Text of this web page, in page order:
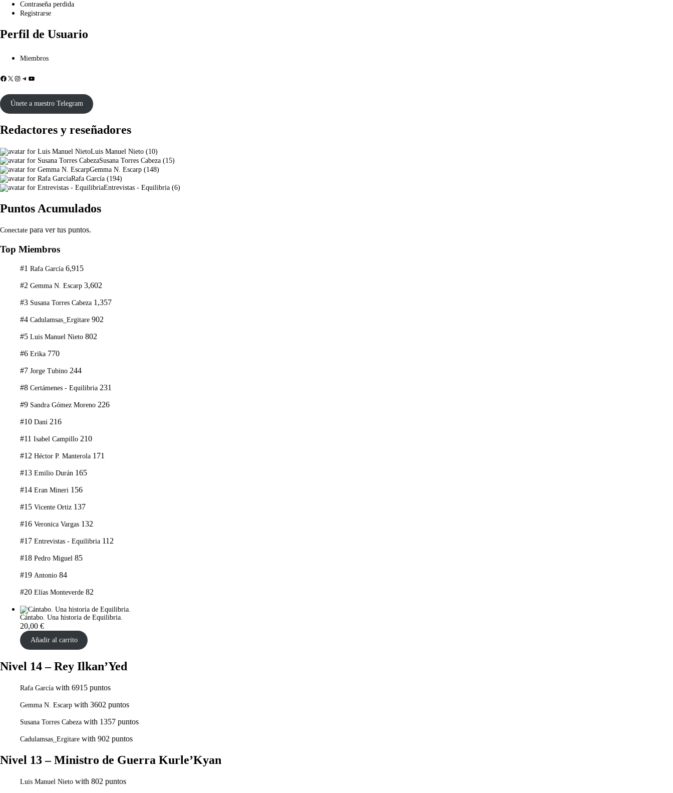
Contraseña perdida
Registrarse
Perfil de Usuario
Miembros
Únete a nuestro Telegram
Redactores y reseñadores
Luis Manuel Nieto (10)
Susana Torres Cabeza (15)
Gemma N. Escarp (148)
Rafa García (194)
Entrevistas - Equilibria (6)
Puntos Acumulados
Conectate para ver tus puntos.
Top Miembros
#1 Rafa García 6,915
#2 Gemma N. Escarp 3,602
#3 Susana Torres Cabeza 1,357
#4 Cadulamsas_Ergitare 902
#5 Luis Manuel Nieto 802
#6 Erika 770
#7 Jorge Tubino 244
#8 Certámenes - Equilibria 231
#9 Sandra Gómez Moreno 226
#10 Dani 216
#11 Isabel Campillo 210
#12 Héctor P. Manterola 171
#13 Emilio Durán 165
#14 Eran Mineri 156
#15 Vicente Ortiz 137
#16 Veronica Vargas 132
#17 Entrevistas - Equilibria 112
#18 Pedro Miguel 85
#19 Antonio 84
#20 Elías Monteverde 82
Cántabo. Una historia de Equilibria.
20,00 €
Añadir al carrito
Nivel 14 – Rey Ilkan’Yed
Rafa García with 6915 puntos
Gemma N. Escarp with 3602 puntos
Susana Torres Cabeza with 1357 puntos
Cadulamsas_Ergitare with 902 puntos
Nivel 13 – Ministro de Guerra Kurle’Kyan
Luis Manuel Nieto with 802 puntos